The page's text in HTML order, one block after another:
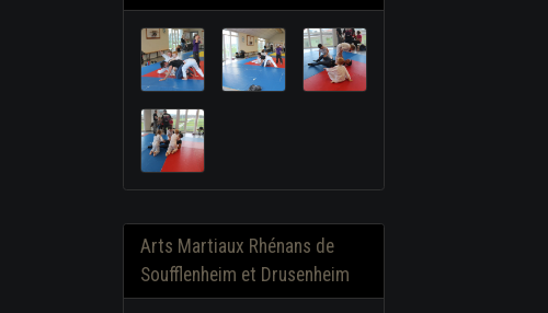
Arts Martiaux Rhénans de
Soufflenheim et Drusenheim